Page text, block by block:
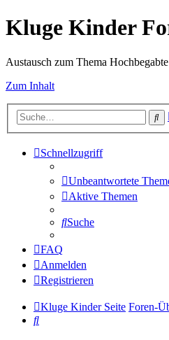
Kluge Kinder
Austausch zum Thema
Zum Inhalt
Schnellzugriff
Unbeantwortete
Aktive Themen
Suche
FAQ
Anmelden
Registrieren
Kluge Kinder Seite Foren-
Suche